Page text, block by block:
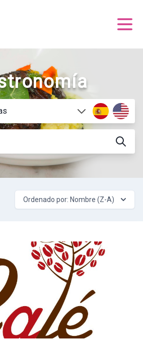
Ordenado por: Nombre (Z-A)